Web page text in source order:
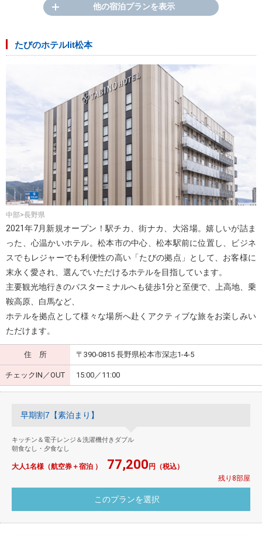
他の宿泊プランを表示
たびのホテルlit松本
中部>長野県
2021年7月新規オープン！駅チカ、街ナカ、大浴場。嬉しいが詰ま
った、心温かいホテル。松本市の中心、松本駅前に位置し、ビジネ
スでもレジャーでも利便性の高い「たびの拠点」として、お客様に
末永く愛され、選んでいただけるホテルを目指しています。
主要観光地行きのバスターミナルへも徒歩1分と至便で、上高地、乗
鞍高原、白馬など、
ホテルを拠点として様々な場所へ赴くアクティブな旅をお楽しみい
ただけます。
住 所 〒390-0815 長野県松本市深志1-4-5
チェックIN／OUT 15:00／11:00
早期割7【素泊まり】
キッチン＆電子レンジ＆洗濯機付きダブル
朝食なし・夕食なし
大人1名様（航空券＋宿泊 ） 77,200円（税込）
残り8部屋